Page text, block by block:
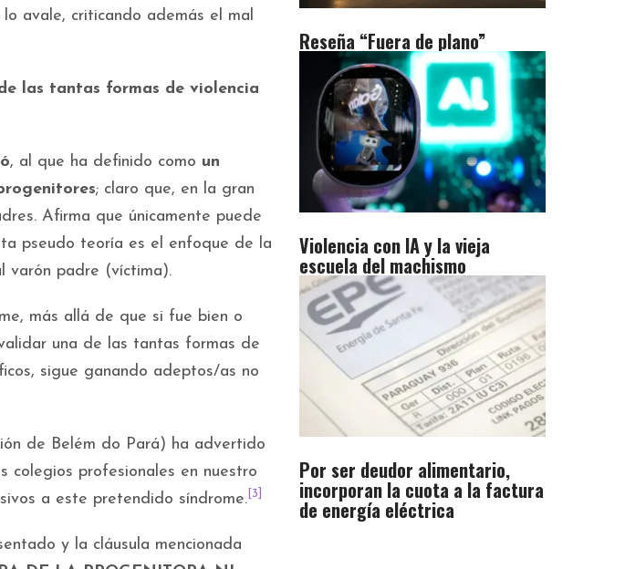
avale, criticando además el mal
las tantas formas de violencia
, al que ha definido como un
; claro que, en la gran
Afirma que únicamente puede
pseudo teoría es el enfoque de la
varón padre (víctima).
más allá de que si fue bien o
una de las tantas formas de
sigue ganando adeptos/as no
de Belém do Pará) ha advertido
colegios profesionales en nuestro
a este pretendido síndrome. [3]
y la cláusula mencionada
Reseña “Fuera de plano”
Violencia con IA y la vieja
escuela del machismo
Por ser deudor alimentario,
incorporan la cuota a la factura
de energía eléctrica